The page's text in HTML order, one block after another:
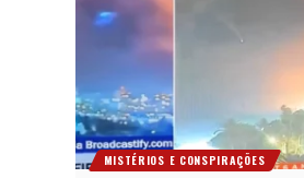
MISTÉRIOS E CONSPIRAÇÕES